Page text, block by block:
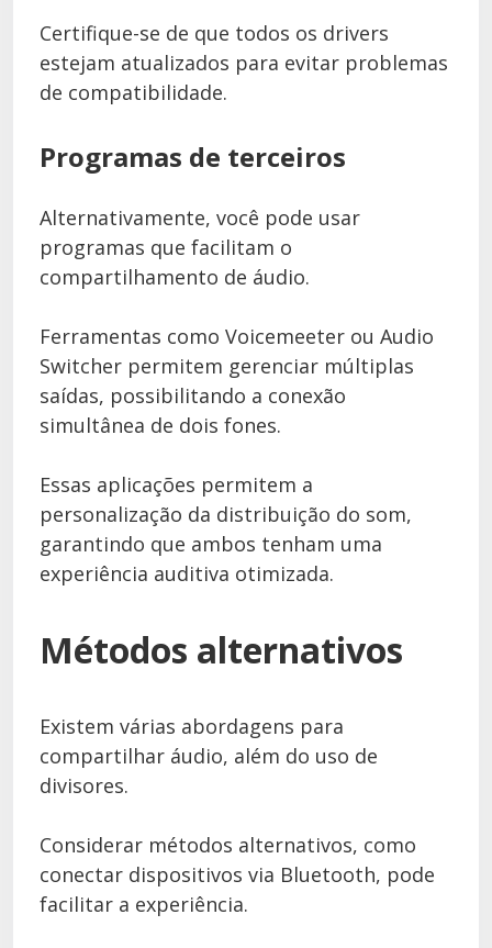
Certifique-se de que todos os drivers
estejam atualizados para evitar problemas
de compatibilidade.
Programas de terceiros
Alternativamente, você pode usar
programas que facilitam o
compartilhamento de áudio.
Ferramentas como Voicemeeter ou Audio
Switcher permitem gerenciar múltiplas
saídas, possibilitando a conexão
simultânea de dois fones.
Essas aplicações permitem a
personalização da distribuição do som,
garantindo que ambos tenham uma
experiência auditiva otimizada.
Métodos alternativos
Existem várias abordagens para
compartilhar áudio, além do uso de
divisores.
Considerar métodos alternativos, como
conectar dispositivos via Bluetooth, pode
facilitar a experiência.